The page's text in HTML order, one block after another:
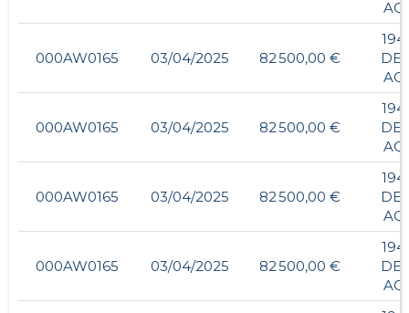
000AW0165 03/04/2025 82 500,00 €
DE
000AW0165 03/04/2025 82 500,00 €
DE
000AW0165 03/04/2025 82 500,00 €
DE
000AW0165 03/04/2025 82 500,00 €
DE